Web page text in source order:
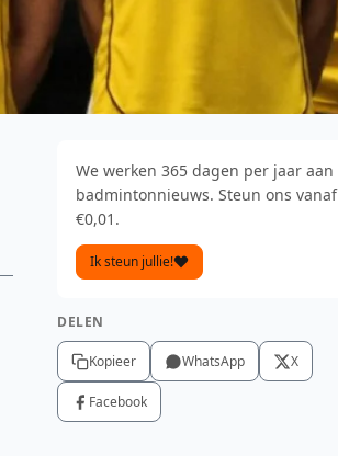
We werken 365 dagen per jaar aan
badmintonnieuws. Steun ons vanaf
€0,01.
Ik steun jullie!
DELEN
Kopieer WhatsApp X
Facebook